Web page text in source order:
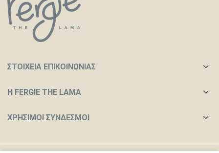
ΣΤΟΙΧΕΙΑ ΕΠΙΚΟΙΝΩΝΙΑΣ
Η FERGIE THE LAMA
ΧΡΉΣΙΜΟΙ ΣΎΝΔΕΣΜΟΙ